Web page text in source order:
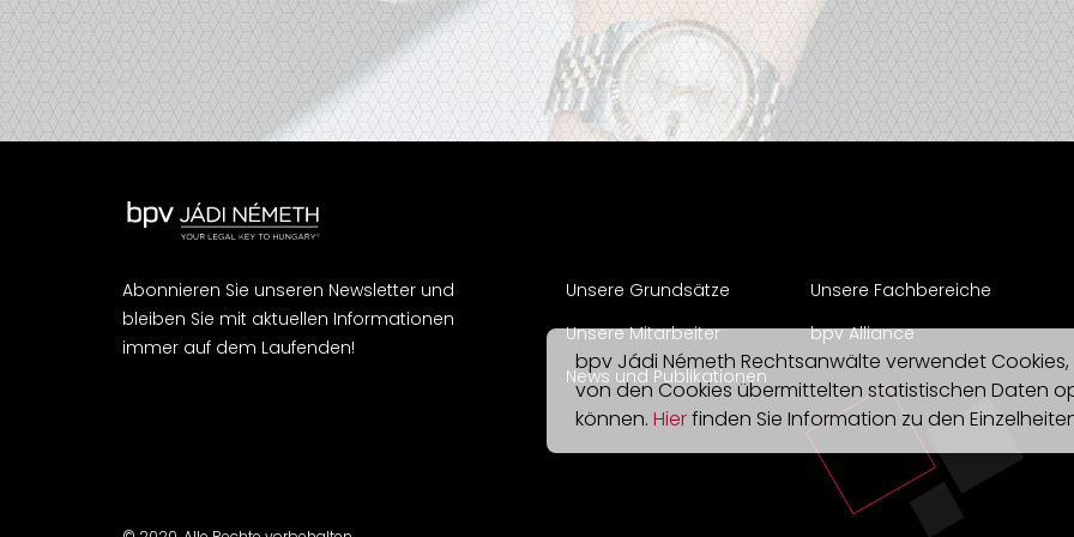
Abonnieren Sie unseren Newsletter und
bleiben Sie mit aktuellen Informationen
immer auf dem Laufenden!
Unsere Grundsätze
Unsere Fachbereiche
Unsere Mitarbeiter
bpv Alliance
News und Publikationen
bpv Jádi Németh Rechtsanwälte verwendet
von den Cookies übermittelten statistischen Daten
können.Hierfinden Sie Information zu den